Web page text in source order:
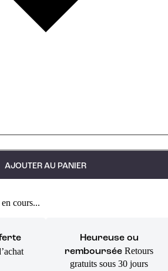
AJOUTER AU PANIER
cours...
Heureuse ou
remboursée Retours
gratuits sous 30 jours